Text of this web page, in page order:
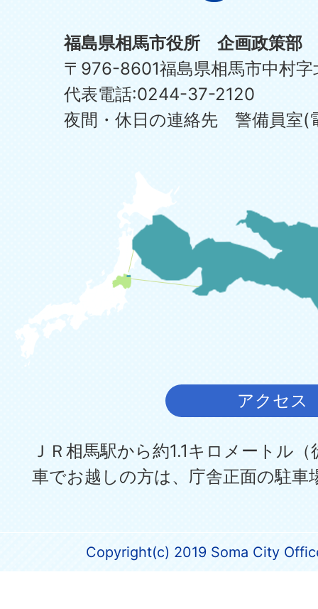
福島県相馬市役所 企画政策部
〒976-8601福島県相馬市中村
代表電話:0244-37-2120
夜間・休日の連絡先 警備員室
アクセス
ＪＲ相馬駅から約1.1キロメートル
車でお越しの方は、庁舎正面の駐車
Copyright(c) 2019 Soma City